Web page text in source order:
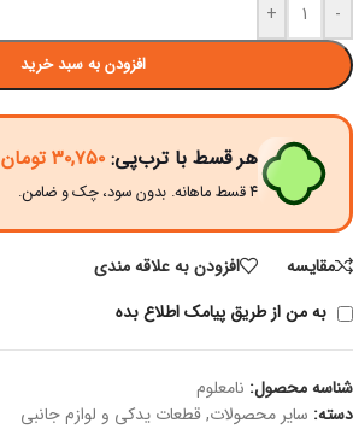
-
+
افزودن به سبد خرید
هر قسط با ترب‌پی: ۳۰,۷۵۰ تومان
۴ قسط ماهانه. بدون سود، چک و ضامن.
مقايسه
افزودن به علاقه مندی
به من از طریق پیامک اطلاع بده
شناسه محصول: نامعلوم
دسته: سایر محصولات,قطعات یدکی و لوازم جانبی